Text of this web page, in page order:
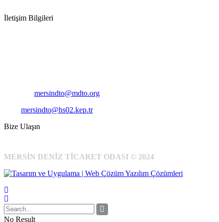
İletişim Bilgileri
mersindto@mdto.org
mersindto@hs02.kep.tr
Bize Ulaşın
MERSİN DENİZ TİCARET ODASI © 2024
No Result